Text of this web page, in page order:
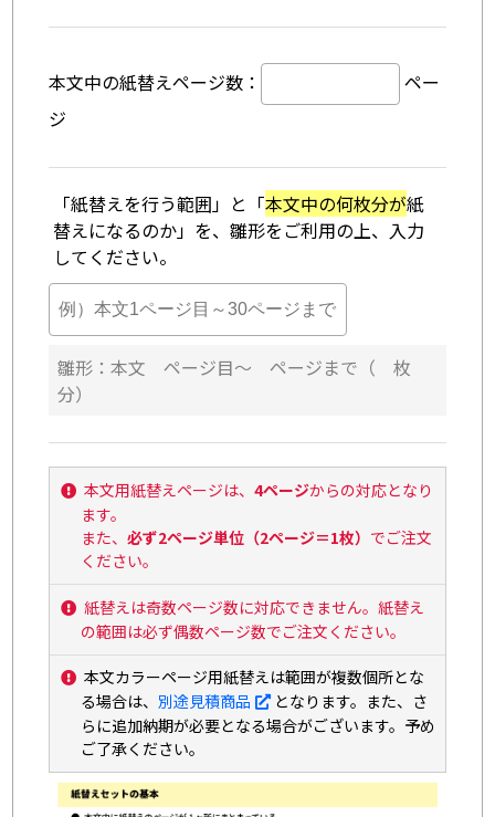
本文中の紙替えページ数：
ペー
ジ
「紙替えを行う範囲」と「本文中の何枚分が紙
替えになるのか」を、雛形をご利用の上、入力
してください。
雛形：本文 ページ目～ ページまで（ 枚
分）
本文用紙替えページは、4ページからの対応となり
ます。
また、必ず2ページ単位（2ページ＝1枚） でご注文
ください。
紙替えは奇数ページ数に対応できません。紙替え
の範囲は必ず偶数ページ数でご注文ください。
本文カラーページ用紙替えは範囲が複数個所とな
る場合は、別途見積商品
となります。また、さ
らに追加納期が必要となる場合がございます。予め
ご了承ください。